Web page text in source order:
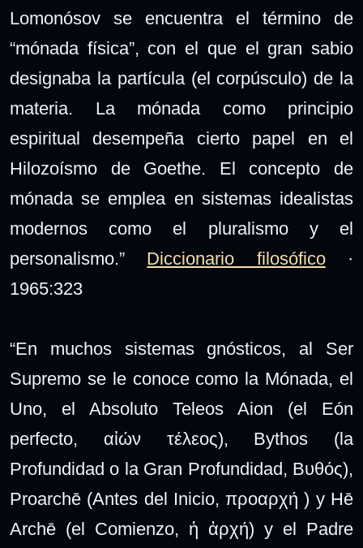
Lomonósov se encuentra el término de
“mónada física”, con el que el gran sabio
designaba la partícula (el corpúsculo) de la
materia. La mónada como principio
espiritual desempeña cierto papel en el
Hilozoísmo de Goethe. El concepto de
mónada se emplea en sistemas idealistas
modernos como el pluralismo y el
personalismo.” Diccionario filosófico·
1965:323
“En muchos sistemas gnósticos, al Ser
Supremo se le conoce como la Mónada, el
Uno, el Absoluto Teleos Aion (el Eón
perfecto, αἰών τέλεος), Bythos (la
Profundidad o la Gran Profundidad, Βυθός),
Proarchē (Antes del Inicio, προαρχή ) y Hē
Archē (el Comienzo, ἡ ἀρχή) y el Padre